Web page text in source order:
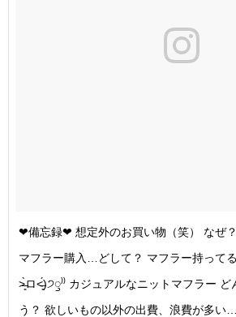
❤︎備忘録❤︎ 想定外のお買い物（笑） なぜ
マフラー購入…どして？ マフラー持って
˃̶͈̀ロ˂̶͈́)੭ꠥ⁾⁾ カジュアルなニットマフラー ど
う？ 欲しいもの以外の出費、浪費が多い